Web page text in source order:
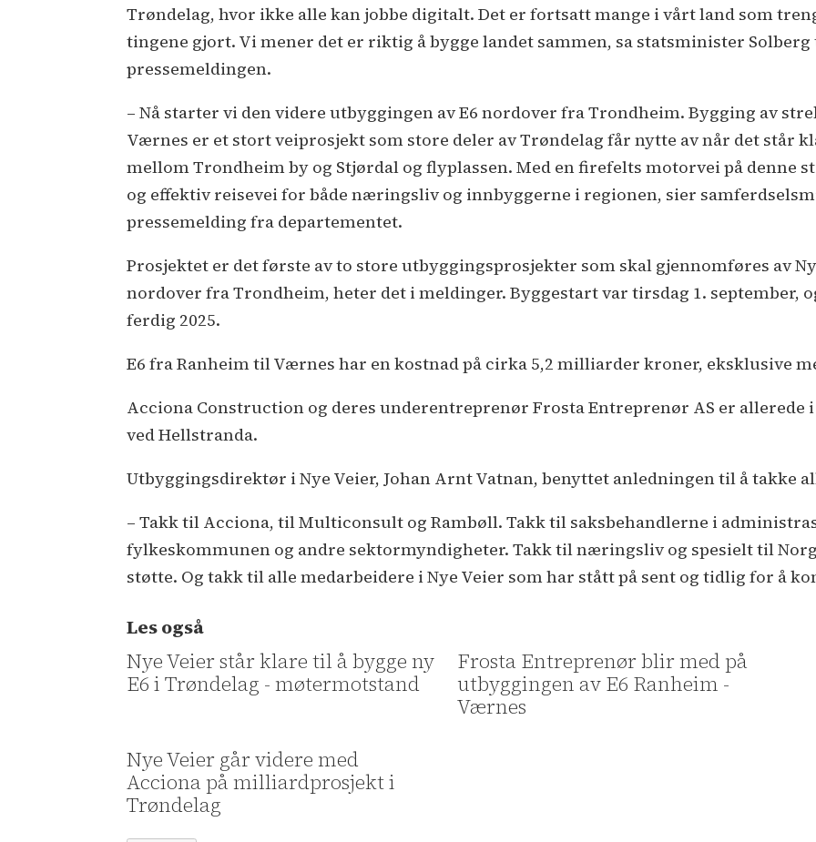
Trøndelag, hvor ikke alle kan jobbe digitalt. Det er fortsatt mange i vårt land som
tingene gjort. Vi mener det er riktig å bygge landet sammen, sa statsminister
pressemeldingen.
– Nå starter vi den videre utbyggingen av E6 nordover fra Trondheim. Bygging av
Værnes er et stort veiprosjekt som store deler av Trøndelag får nytte av når det står
mellom Trondheim by og Stjørdal og flyplassen. Med en firefelts motorvei på denne
og effektiv reisevei for både næringsliv og innbyggerne i regionen, sier
pressemelding fra departementet.
Prosjektet er det første av to store utbyggingsprosjekter som skal gjennomføres av
nordover fra Trondheim, heter det i meldinger. Byggestart var tirsdag 1. september,
ferdig 2025.
E6 fra Ranheim til Værnes har en kostnad på cirka 5,2 milliarder kroner, eksklusive
Acciona Construction og deres underentreprenør Frosta Entreprenør AS er allerede
ved Hellstranda.
Utbyggingsdirektør i Nye Veier, Johan Arnt Vatnan, benyttet anledningen til å takke
– Takk til Acciona, til Multiconsult og Rambøll. Takk til saksbehandlerne i
fylkeskommunen og andre sektormyndigheter. Takk til næringsliv og spesielt til
støtte. Og takk til alle medarbeidere i Nye Veier som har stått på sent og tidlig for å
Les også
Nye Veier står klare til å bygge ny
E6 i Trøndelag - møtermotstand
Frosta Entreprenør blir med på
utbyggingen av E6 Ranheim -
Værnes
Nye Veier går videre med
Acciona på milliardprosjekt i
Trøndelag